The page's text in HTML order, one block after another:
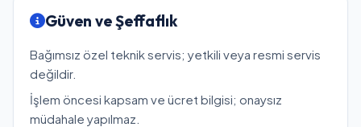
Güven ve Şeffaflık
Bağımsız özel teknik servis; yetkili veya resmi servis
değildir.
İşlem öncesi kapsam ve ücret bilgisi; onaysız
müdahale yapılmaz.